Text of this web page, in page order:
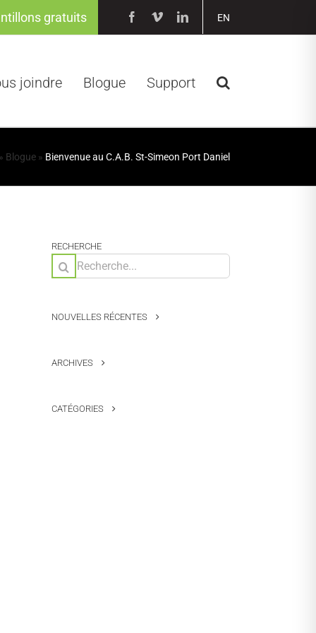
EN
Facebook
VimeoLinkedIn
gratuits
joindre Blogue Support
» Blogue » Bienvenue au C.A.B. St-Simeon Port Daniel
RECHERCHE
Rechercher:
NOUVELLES RÉCENTES
ARCHIVES
CATÉGORIES